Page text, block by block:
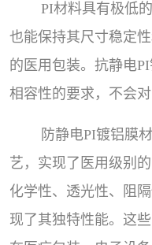
PI材料具有极低
也能保持其尺寸稳定
的医用包装。抗静电
相容性的要求，不会
防静电PI镀铝膜
艺，实现了医用级别
化学性、透光性、阻
现了其独特性能。这